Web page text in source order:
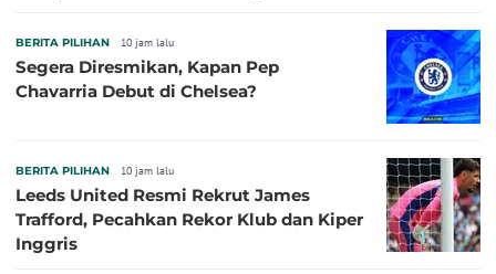
BERITA PILIHAN 10 jam lalu
Segera Diresmikan, Kapan Pep
Chavarria Debut di Chelsea?
BERITA PILIHAN 10 jam lalu
Leeds United Resmi Rekrut James
Trafford, Pecahkan Rekor Klub dan Kiper
Inggris